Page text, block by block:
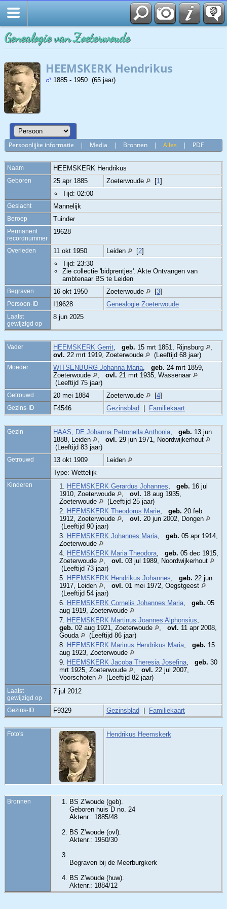
Genealogie van Zoeterwoude
HEEMSKERK Hendrikus
1885 - 1950 (65 jaar)
Persoonlijke informatie | Media | Bronnen |Alles | PDF
Naam HEEMSKERK Hendrikus
Geboren 25 apr 1885 Zoeterwoude [1 ]
Tijd: 02:00
Geslacht Mannelijk
Beroep Tuinder
Permanent
recordnummer
19628
Overleden 11 okt 1950 Leiden [2]
Tijd: 23:30
Zie collectie 'bidprentjes'. Akte Ontvangen van
ambtenaar BS te Leiden
Begraven 16 okt 1950 Zoeterwoude [3]
Persoon-ID I19628 Genealogie Zoeterwoude
Laatst
gewijzigd op
8 jun 2025
Vader HEEMSKERK Gerrit geb. 15 mrt 1851, Rijnsburg
ovl. 22 mrt 1919, Zoeterwoude (Leeftijd 68 jaar)
Moeder WITSENBURG Johanna Maria geb. 24 mrt 1859,
Zoeterwoude
ovl. 21 mrt 1935, Wassenaar
(Leeftijd 75 jaar)
Getrouwd 20 mei 1884 Zoeterwoude [4]
Gezins-ID F4546 Gezinsblad Familiekaart
Gezin HAAS, DE Johanna Petronella Anthonia geb. 13 jun
1888, Leiden
ovl. 29 jun 1971, Noordwijkerhout
(Leeftijd 83 jaar)
Getrouwd 13 okt 1909
Leiden
Type: Wettelijk
Kinderen 1. HEEMSKERK Gerardus Johannes geb. 16 jul
1910, Zoeterwoude
ovl. 18 aug 1935,
Zoeterwoude
(Leeftijd 25 jaar)
2.
HEEMSKERK Theodorus Marie geb. 20 feb
1912, Zoeterwoude
ovl. 20 jun 2002, Dongen
(Leeftijd 90 jaar)
3.
HEEMSKERK Johannes Maria geb. 05 apr 1914,
Zoeterwoude
4.
HEEMSKERK Maria Theodora geb. 05 dec 1915,
Zoeterwoude
ovl. 03 jul 1989, Noordwijkerhout
(Leeftijd 73 jaar)
5.
HEEMSKERK Hendrikus Johannes geb. 22 jun
1917, Leiden
ovl. 01 mei 1972, Oegstgeest
(Leeftijd 54 jaar)
6.
HEEMSKERK Cornelis Johannes Maria geb. 05
aug 1919, Zoeterwoude
7.
HEEMSKERK Martinus Joannes Alphonsius
geb. 02 aug 1921, Zoeterwoude ovl. 11 apr 2008,
Gouda
(Leeftijd 86 jaar)
8.
HEEMSKERK Marinus Hendrikus Maria geb. 15
aug 1923, Zoeterwoude
9.
HEEMSKERK Jacoba Theresia Josefina geb. 30
mrt 1925, Zoeterwoude
ovl. 22 jul 2007,
Voorschoten
(Leeftijd 82 jaar)
Laatst
gewijzigd op
7 jul 2012
Gezins-ID F9329 Gezinsblad Familiekaart
Foto's Hendrikus Heemskerk
Bronnen
BS Z'woude (geb).
Geboren huis D no. 24
Aktenr.: 1885/48
BS Z'woude (ovl).
Aktenr.: 1950/30
Begraven bij de Meerburgkerk
BS Z'woude (huw).
Aktenr.: 1884/12